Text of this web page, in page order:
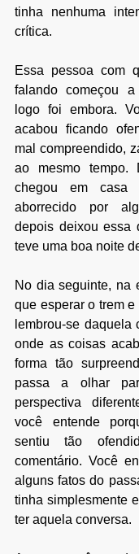
tinha nenhuma
crítica.
Essa pessoa com
falando começou
logo foi embora.
acabou ficando
mal compreendido,
ao mesmo tempo.
chegou em casa
aborrecido por
depois deixou essa
teve uma boa noite
No dia seguinte, na
que esperar o trem
lembrou-se daquela
onde as coisas
forma tão
passa a olhar
perspectiva
você entende
sentiu tão
comentário. Você
alguns fatos do
tinha simplesmente
ter aquela conversa.